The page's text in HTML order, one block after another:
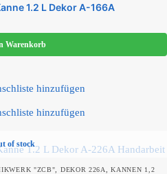
1.2 L Dekor A-166A
Warenkorb
hinzufügen
hinzufügen
of stock
"ZCB" DEKOR 226A ,KANNEN 1,2